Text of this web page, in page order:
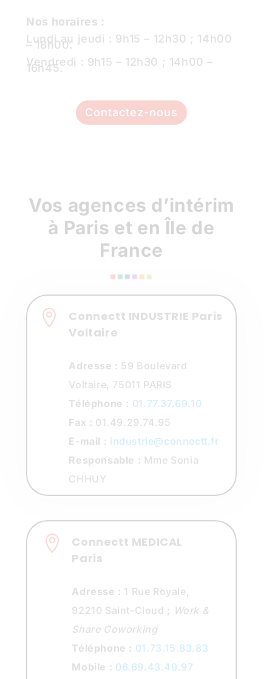
Nos horaires :
Lundi au jeudi : 9h15 – 12h30 ; 14h00
– 18h00.
Vendredi : 9h15 – 12h30 ; 14h00 –
16h45.
Contactez-nous
Vos agences d’intérim
à Paris et en Île de
France

Connectt INDUSTRIE Paris
Voltaire
Adresse : 59 Boulevard
Voltaire, 75011 PARIS
Téléphone : 01.77.37.69.10
Fax : 01.49.29.74.95
E-mail : industrie@connectt.fr
Responsable : Mme Sonia
CHHUY

Connectt MEDICAL
Paris
Adresse : 1 Rue Royale,
92210 Saint-Cloud ; Work &
Share Coworking
Téléphone : 01.73.15.83.83
Mobile : 06.69.43.49.97